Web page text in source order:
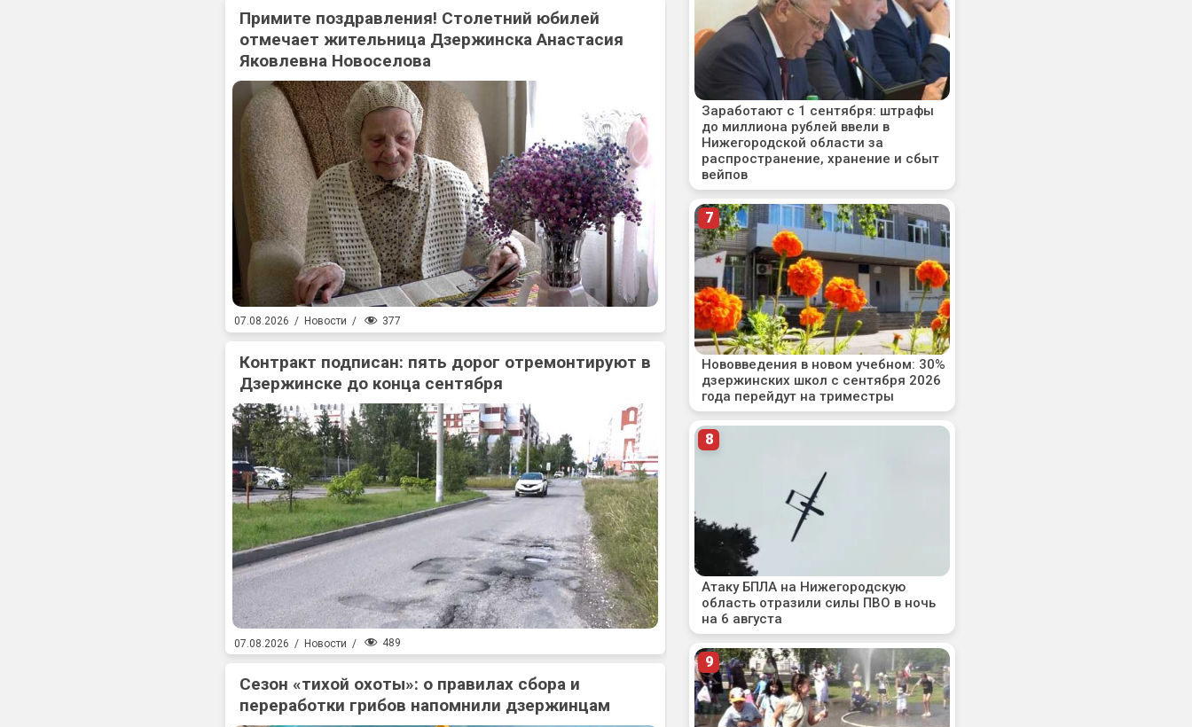
Примите поздравления! Столетний юбилей
отмечает жительница Дзержинска Анастасия
Яковлевна Новоселова
07.08.2026 / Новости / 377
Контракт подписан: пять дорог отремонтируют в
Дзержинске до конца сентября
07.08.2026 / Новости / 489
Сезон «тихой охоты»: о правилах сбора и
переработки грибов напомнили дзержинцам